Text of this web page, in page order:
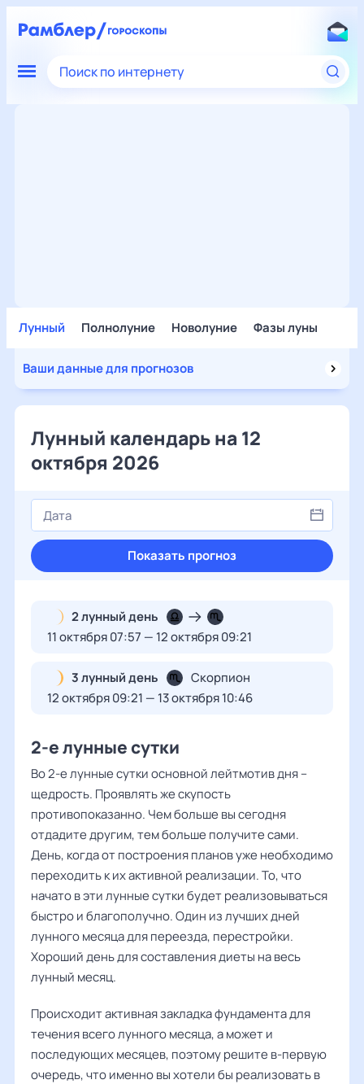
Поиск по интернету
Лунный Полнолуние Новолуние Фазы луны
Ваши данные для прогнозов
Лунный календарь на 12
октября 2026
Показать прогноз
2 лунный день
11 октября 07:57 — 12 октября 09:21
3 лунный день
Скорпион
12 октября 09:21 — 13 октября 10:46
2-е лунные сутки
Во 2-е лунные сутки основной лейтмотив дня –
щедрость. Проявлять же скупость
противопоказанно. Чем больше вы сегодня
отдадите другим, тем больше получите сами.
День, когда от построения планов уже необходимо
переходить к их активной реализации. То, что
начато в эти лунные сутки будет реализовываться
быстро и благополучно. Один из лучших дней
лунного месяца для переезда, перестройки.
Хороший день для составления диеты на весь
лунный месяц.
Происходит активная закладка фундамента для
течения всего лунного месяца, а может и
последующих месяцев, поэтому решите в-первую
очередь, что именно вы хотели бы реализовать в